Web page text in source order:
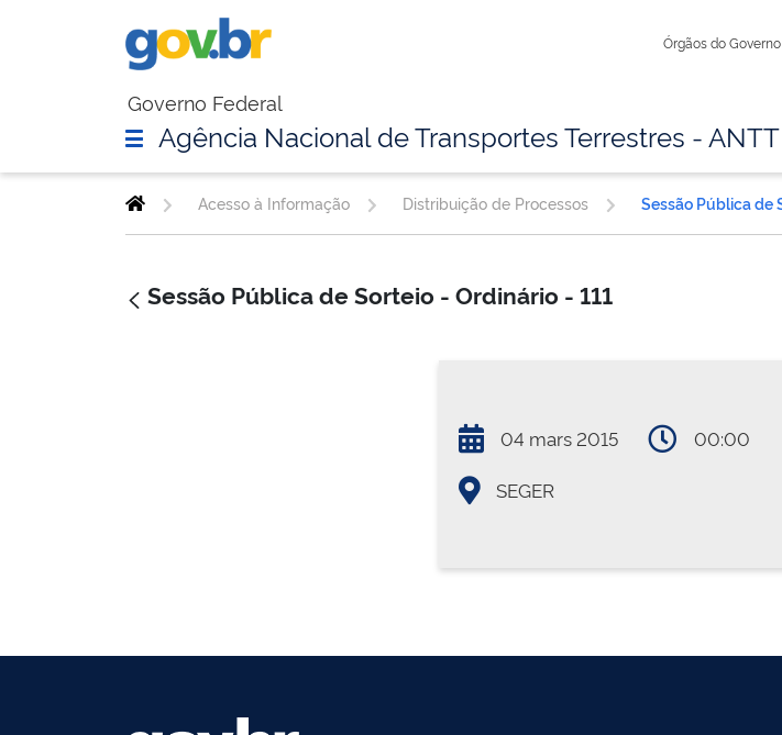
Órgãos do Governo
Governo Federal
Agência Nacional de Transportes Terrestres - ANTT
Acesso à Informação Distribuição de Processos
Sessão Pública de Sorteio - Ordinário - 111
04 mars 2015 00:00
SEGER